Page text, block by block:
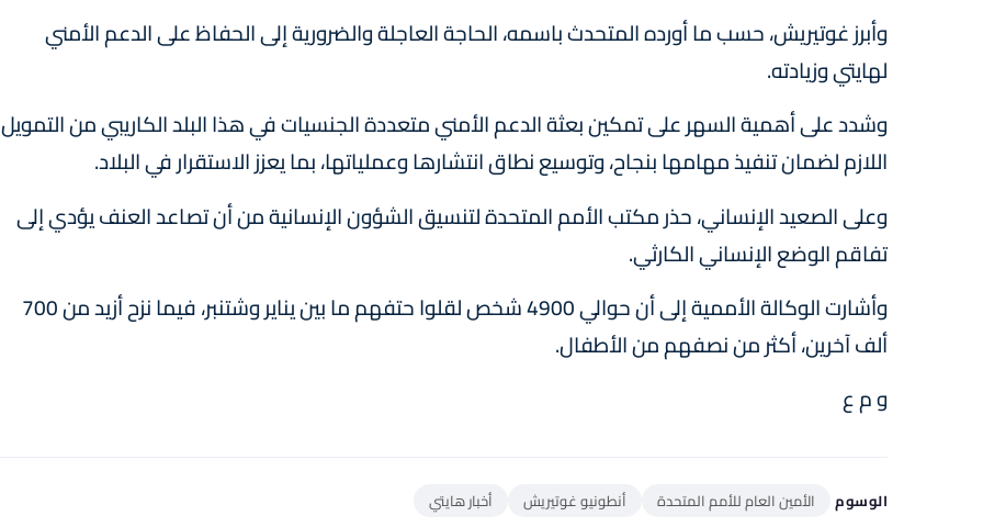
وأبرز غوتيريش، حسب ما أورده المتحدث باسمه، الحاجة العاجلة والضرورية إلى الحفاظ على الدعم الأمني
لهايتي وزيادته.
وشدد على أهمية السهر على تمكين بعثة الدعم الأمني متعددة الجنسيات في هذا البلد الكاريبي من التمويل
اللازم لضمان تنفيذ مهامها بنجاح، وتوسيع نطاق انتشارها وعملياتها، بما يعزز الاستقرار في البلاد.
وعلى الصعيد الإنساني، حذر مكتب الأمم المتحدة لتنسيق الشؤون الإنسانية من أن تصاعد العنف يؤدي إلى
تفاقم الوضع الإنساني الكارثي.
وأشارت الوكالة الأممية إلى أن حوالي 4900 شخص لقلوا حتفهم ما بين يناير وشتنبر، فيما نزح أزيد من 700
ألف آخرين، أكثر من نصفهم من الأطفال.
و م ع
الوسوم الأمين العام للأمم المتحدة أنطونيو غوتيريش أخبار هايتي